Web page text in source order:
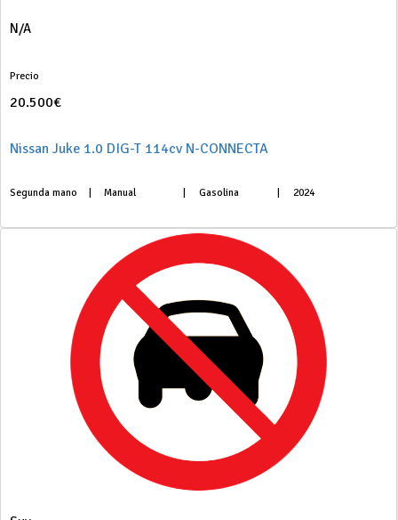
N/A
Precio
20.500€
Nissan Juke 1.0 DIG-T 114cv N-CONNECTA
Segunda mano Manual Gasolina 2024